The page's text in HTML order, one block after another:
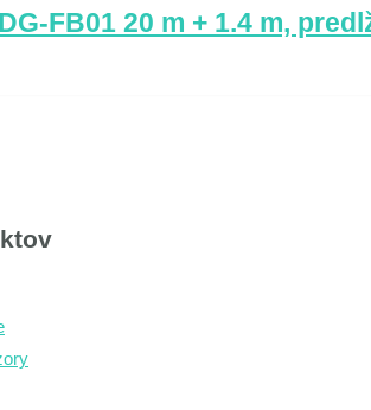
FB01 20 m + 1.4 m,